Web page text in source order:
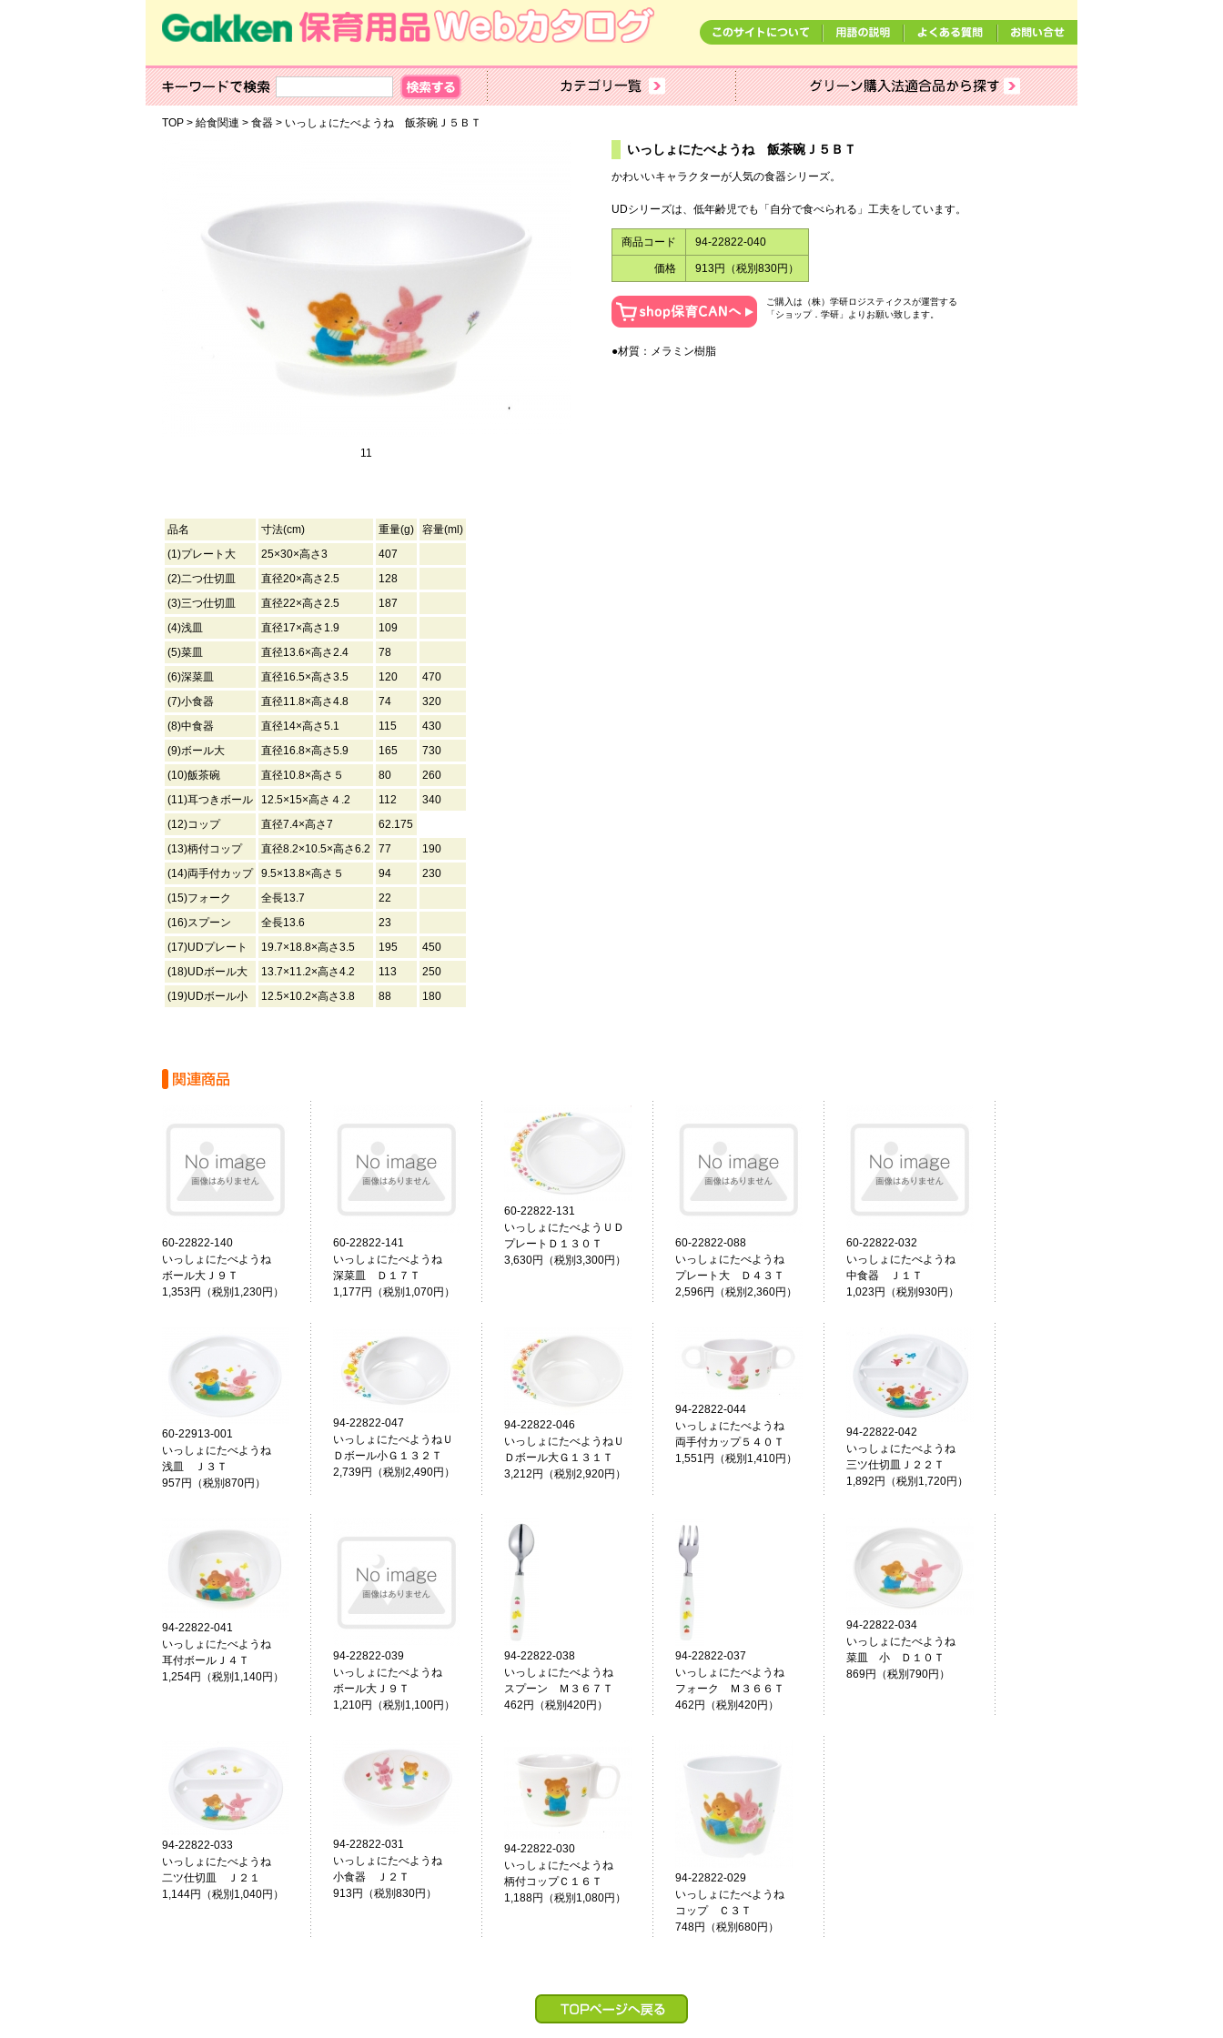
TOP> 給食関連 > 食器> いっしょにたべようね 飯茶碗Ｊ５ＢＴ
11
いっしょにたべようね 飯茶碗Ｊ５ＢＴ
かわいいキャラクターが人気の食器シリーズ。
UDシリーズは、低年齢児でも「自分で食べられる」工夫をしています。
商品コード 94-22822-040
価格 913円（税別830円）
ご購入は（株）学研ロジスティクスが運営する
「ショップ．学研」よりお願い致します。
●材質：メラミン樹脂
品名 寸法(cm) 重量(g)
容量(ml)
(1)プレート大
25×30×高さ3
407
(2)二つ仕切皿
直径20×高さ2.5
128
(3)三つ仕切皿
直径22×高さ2.5
187
(4)浅皿
直径17×高さ1.9
109
(5)菜皿
直径13.6×高さ2.4
78
(6)深菜皿
直径16.5×高さ3.5 120
470
(7)小食器
直径11.8×高さ4.8 74
320
(8)中食器
直径14×高さ5.1 115
430
(9)ボール大
直径16.8×高さ5.9 165
730
(10)飯茶碗
直径10.8×高さ５ 80
260
(11)耳つきボール
12.5×15×高さ４.2 112
340
(12)コップ
直径7.4×高さ7
62.175
(13)柄付コップ
直径8.2×10.5×高さ6.2 77
190
(14)両手付カップ
9.5×13.8×高さ５ 94
230
(15)フォーク
全長13.7
22
(16)スプーン
全長13.6
23
(17)UDプレート
19.7×18.8×高さ3.5 195
450
(18)UDボール大
13.7×11.2×高さ4.2 113
250
(19)UDボール小
12.5×10.2×高さ3.8 88 180
60-22822-140
いっしょにたべようね
ボール大Ｊ９Ｔ
1,353円（税別1,230円）
60-22822-141
いっしょにたべようね
深菜皿 Ｄ１７Ｔ
1,177円（税別1,070円）
60-22822-131
いっしょにたべようＵＤ
プレートＤ１３０Ｔ
3,630円（税別3,300円）
60-22822-088
いっしょにたべようね
プレート大 Ｄ４３Ｔ
2,596円（税別2,360円）
60-22822-032
いっしょにたべようね
中食器 Ｊ１Ｔ
1,023円（税別930円）
60-22913-001
いっしょにたべようね
浅皿 Ｊ３Ｔ
957円（税別870円）
94-22822-047
いっしょにたべようねＵ
Ｄボール小Ｇ１３２Ｔ
2,739円（税別2,490円）
94-22822-046
いっしょにたべようねＵ
Ｄボール大Ｇ１３１Ｔ
3,212円（税別2,920円）
94-22822-044
いっしょにたべようね
両手付カップ５４０Ｔ
1,551円（税別1,410円）
94-22822-042
いっしょにたべようね
三ツ仕切皿Ｊ２２Ｔ
1,892円（税別1,720円）
94-22822-041
いっしょにたべようね
耳付ボールＪ４Ｔ
1,254円（税別1,140円）
94-22822-039
いっしょにたべようね
ボール大Ｊ９Ｔ
1,210円（税別1,100円）
94-22822-038
いっしょにたべようね
スプーン Ｍ３６７Ｔ
462円（税別420円）
94-22822-037
いっしょにたべようね
フォーク Ｍ３６６Ｔ
462円（税別420円）
94-22822-034
いっしょにたべようね
菜皿 小 Ｄ１０Ｔ
869円（税別790円）
94-22822-033
いっしょにたべようね
二ツ仕切皿 Ｊ２１
1,144円（税別1,040円）
94-22822-031
いっしょにたべようね
小食器 Ｊ２Ｔ
913円（税別830円）
94-22822-030
いっしょにたべようね
柄付コップＣ１６Ｔ
1,188円（税別1,080円）
94-22822-029
いっしょにたべようね
コップ Ｃ３Ｔ
748円（税別680円）